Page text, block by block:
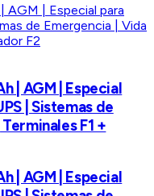
| AGM | Especial
| Sistemas de
F1 +
| AGM | Especial